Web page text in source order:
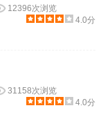
12396次浏览
4.0分
31158次浏览
4.0分